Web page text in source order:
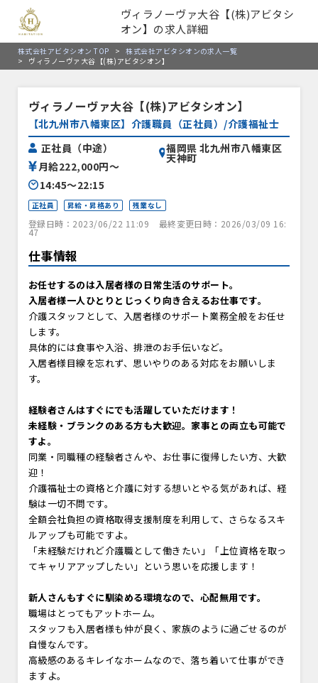
ヴィラノーヴァ大谷【(株)アビタシ
オン】の求人詳細
株式会社アビタシオン TOP >
株式会社アビタシオンの求人一覧
>
ヴィラノーヴァ大谷【(株)アビタシオン】
ヴィラノーヴァ大谷【(株)アビタシオン】
【北九州市八幡東区】介護職員（正社員）/介護福祉士
正社員（中途）
月給222,000円〜
14:45〜22:15
福岡県 北九州市八幡東区
天神町
正社員 昇給・昇格あり 残業なし
登録日時：2023/06/22 11:09 最終変更日時：2026/03/09 16:
47
仕事情報
お任せするのは入居者様の日常生活のサポート。
入居者様一人ひとりとじっくり向き合えるお仕事です。
介護スタッフとして、入居者様のサポート業務全般をお任せ
します。
具体的には食事や入浴、排泄のお手伝いなど。
入居者様目線を忘れず、思いやりのある対応をお願いしま
す。
経験者さんはすぐにでも活躍していただけます！
未経験・ブランクのある方も大歓迎。家事との両立も可能で
すよ。
同業・同職種の経験者さんや、お仕事に復帰したい方、大歓
迎！
介護福祉士の資格と介護に対する想いとやる気があれば、経
験は一切不問です。
全額会社負担の資格取得支援制度を利用して、さらなるスキ
ルアップも可能ですよ。
「未経験だけれど介護職として働きたい」「上位資格を取っ
てキャリアアップしたい」という思いを応援します！
新人さんもすぐに馴染める環境なので、心配無用です。
職場はとってもアットホーム。
スタッフも入居者様も仲が良く、家族のように過ごせるのが
自慢なんです。
高級感のあるキレイなホームなので、落ち着いて仕事ができ
ますよ。